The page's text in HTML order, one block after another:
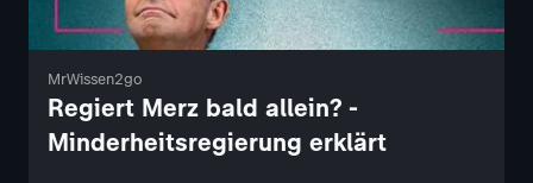
MrWissen2go
Regiert Merz bald allein? -
Minderheitsregierung erklärt